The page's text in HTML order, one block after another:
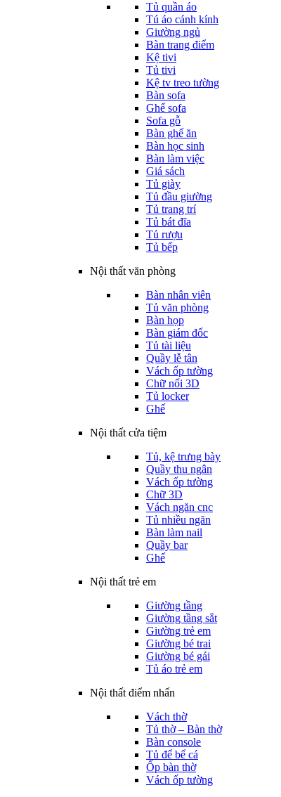
Tủ quần áo
Tú áo cánh kính
Giường ngủ
Bàn trang điểm
Kệ tivi
Tủ tivi
Kệ tv treo tường
Bàn sofa
Ghế sofa
Sofa gỗ
Bàn ghế ăn
Bàn học sinh
Bàn làm việc
Giá sách
Tủ giày
Tủ đầu giường
Tủ trang trí
Tủ bát đĩa
Tủ rượu
Tủ bếp
Nội thất văn phòng
Bàn nhân viên
Tủ văn phòng
Bàn họp
Bàn giám đốc
Tủ tài liệu
Quầy lễ tân
Vách ốp tường
Chữ nổi 3D
Tủ locker
Ghế
Nội thất cửa tiệm
Tủ, kệ trưng bày
Quầy thu ngân
Vách ốp tường
Chữ 3D
Vách ngăn cnc
Tủ nhiều ngăn
Bàn làm nail
Quầy bar
Ghế
Nội thất trẻ em
Giường tầng
Giường tầng sắt
Giường trẻ em
Giường bé trai
Giường bé gái
Tủ áo trẻ em
Nội thất điểm nhấn
Vách thờ
Tủ thờ – Bàn thờ
Bàn console
Tủ để bể cá
Ốp bàn thờ
Vách ốp tường